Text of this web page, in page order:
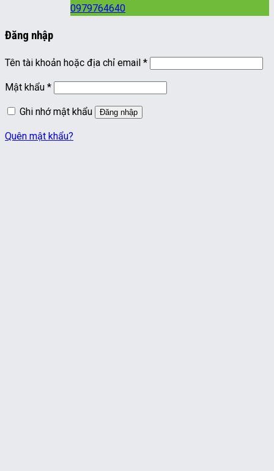
0979764640
Đăng nhập
Tên tài khoản hoặc địa chỉ email *Bắt
Mật khẩu *Bắt
Ghi nhớ mật khẩu
Đăng nhập
Quên mật khẩu?